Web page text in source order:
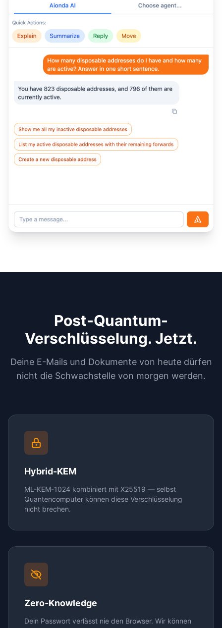
Post-Quantum-
Verschlüsselung. Jetzt.
Deine E-Mails und Dokumente von heute dürfen
nicht die Schwachstelle von morgen werden.
Hybrid-KEM
ML-KEM-1024 kombiniert mit X25519 — selbst
Quantencomputer können diese Verschlüsselung
nicht brechen.
Zero-Knowledge
Dein Passwort verlässt nie den Browser. Wir können